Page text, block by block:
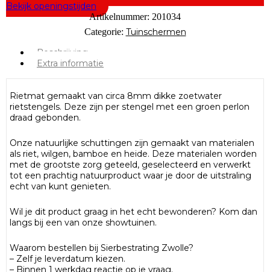
Bekijk openingstijden
Artikelnummer: 201034
Categorie: Tuinschermen
Beschrijving
Extra informatie
Rietmat gemaakt van circa 8mm dikke zoetwater
rietstengels. Deze zijn per stengel met een groen perlon
draad gebonden.
Onze natuurlijke schuttingen zijn gemaakt van materialen
als riet, wilgen, bamboe en heide. Deze materialen worden
met de grootste zorg geteeld, geselecteerd en verwerkt
tot een prachtig natuurproduct waar je door de uitstraling
echt van kunt genieten.
Wil je dit product graag in het echt bewonderen? Kom dan
langs bij een van onze showtuinen.
Waarom bestellen bij Sierbestrating Zwolle?
– Zelf je leverdatum kiezen.
– Binnen 1 werkdag reactie op je vraag.